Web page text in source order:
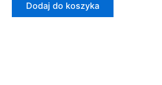
Dodaj do koszyka